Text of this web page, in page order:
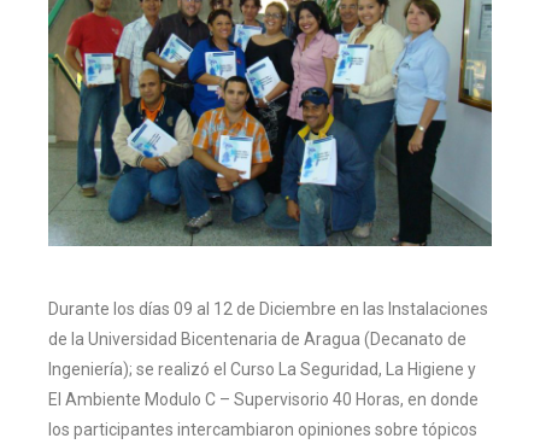
Durante los días 09 al 12 de Diciembre en las Instalaciones
de la Universidad Bicentenaria de Aragua (Decanato de
Ingeniería); se realizó el Curso La Seguridad, La Higiene y
El Ambiente Modulo C – Supervisorio 40 Horas, en donde
los participantes intercambiaron opiniones sobre tópicos